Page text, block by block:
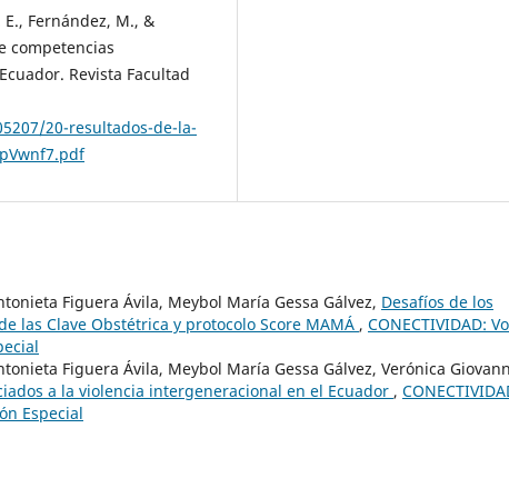
Fernández, M., &
competencias
Revista Facultad
20-resultados-de-la-
Figuera Ávila, Meybol María Gessa Gálvez, Desafíos de los
las Clave Obstétrica y protocolo Score MAMÁ , CONECTIVIDAD:
Figuera Ávila, Meybol María Gessa Gálvez, Verónica
a la violencia intergeneracional en el Ecuador ,
Especial